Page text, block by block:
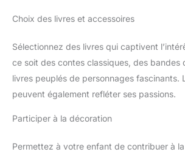
Choix des livres et accessoires
Sélectionnez des livres qui captivent
ce soit des contes classiques, des bandes
livres peuplés de personnages fascinants.
peuvent également refléter ses passions.
Participer à la décoration
Permettez à votre enfant de contribuer à